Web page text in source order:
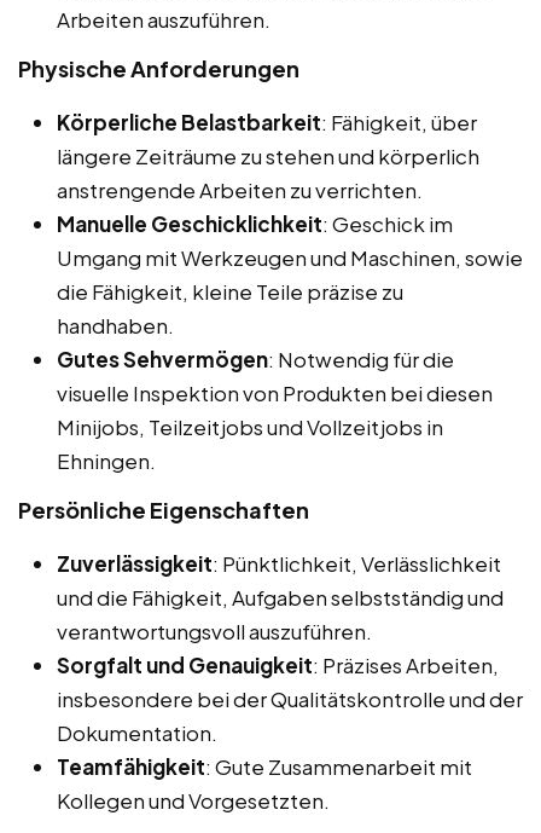
Arbeiten auszuführen.
Physische Anforderungen
Körperliche Belastbarkeit: Fähigkeit, über
längere Zeiträume zu stehen und körperlich
anstrengende Arbeiten zu verrichten.
Manuelle Geschicklichkeit: Geschick im
Umgang mit Werkzeugen und Maschinen, sowie
die Fähigkeit, kleine Teile präzise zu
handhaben.
Gutes Sehvermögen: Notwendig für die
visuelle Inspektion von Produkten bei diesen
Minijobs, Teilzeitjobs und Vollzeitjobs in
Ehningen.
Persönliche Eigenschaften
Zuverlässigkeit: Pünktlichkeit, Verlässlichkeit
und die Fähigkeit, Aufgaben selbstständig und
verantwortungsvoll auszuführen.
Sorgfalt und Genauigkeit: Präzises Arbeiten,
insbesondere bei der Qualitätskontrolle und der
Dokumentation.
Teamfähigkeit: Gute Zusammenarbeit mit
Kollegen und Vorgesetzten.